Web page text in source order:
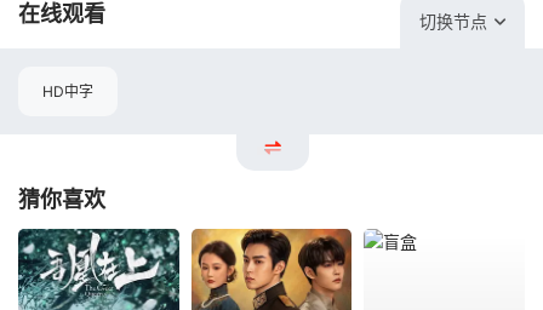
在线观看 切换节点
HD中字
猜你喜欢